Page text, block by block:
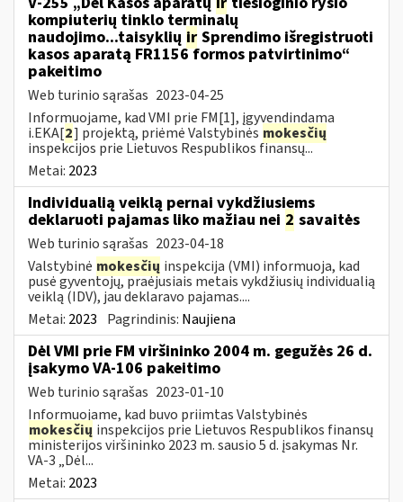
kompiuterių tinklo terminalų
naudojimo...taisyklių ir Sprendimo išregistruoti
kasos aparatą FR1156 formos patvirtinimo“
pakeitimo
Web turinio sąrašas 2023-04-25
Informuojame, kad VMI prie FM[1], įgyvendindama
i.EKA[2] projektą, priėmė Valstybinės mokesčių
inspekcijos prie Lietuvos Respublikos finansų...
Metai: 2023
Individualią veiklą pernai vykdžiusiems
deklaruoti pajamas liko mažiau nei 2 savaitės
Web turinio sąrašas 2023-04-18
Valstybinė mokesčių inspekcija (VMI) informuoja, kad
pusė gyventojų, praėjusiais metais vykdžiusių individualią
veiklą (IDV), jau deklaravo pajamas....
Metai: 2023 Pagrindinis: Naujiena
Dėl VMI prie FM viršininko 2004 m. gegužės 26 d.
įsakymo VA-106 pakeitimo
Web turinio sąrašas 2023-01-10
Informuojame, kad buvo priimtas Valstybinės
mokesčių inspekcijos prie Lietuvos Respublikos finansų
ministerijos viršininko 2023 m. sausio 5 d. įsakymas Nr.
VA-3 „Dėl...
Metai: 2023